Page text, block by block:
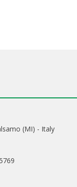
(MI) - Italy